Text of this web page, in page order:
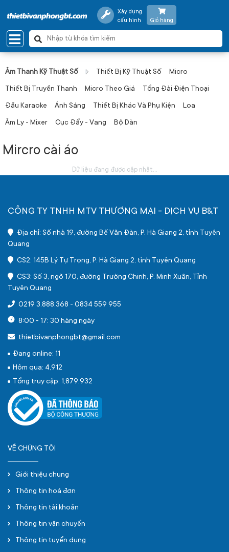
Xây dựng
cấu hình
Giỏ hàng
Âm Thanh Kỹ Thuật Số Thiết Bị Kỹ Thuật Số Micro
Thiết Bị Truyền Thanh Micro Theo Giá Tổng Đài Điện Thoại
Đầu Karaoke Ánh Sáng Thiết Bị Khác Và Phụ Kiện Loa
Âm Ly - Mixer Cục Đẩy - Vang Bộ Dàn
Mircro cài áo
Dữ liệu đang được cập nhật...
CÔNG TY TNHH MTV THƯƠNG MẠI - DỊCH VỤ B&T
Địa chỉ: Số nhà 19, đường Bế Văn Đàn, P. Hà Giang 2, tỉnh Tuyên
Quang
CS2: 145B Lý Tự Trọng, P. Hà Giang 2, tỉnh Tuyên Quang
CS3: Số 3, ngõ 170, đường Trường Chinh, P. Minh Xuân, Tỉnh
Tuyên Quang
0219 3.888.368 - 0834 559 955
8:00 - 17: 30 hàng ngày
thietbivanphongbt@gmail.com
Đang online: 11
Hôm qua: 4,912
Tổng truy cập: 1,879,932
VỀ CHÚNG TÔI
Giới thiệu chung
Thông tin hoá đơn
Thông tin tài khoản
Thông tin vận chuyển
Thông tin tuyển dụng